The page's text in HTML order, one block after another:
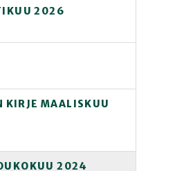
2026
KIRJE MAALISKUU
2024